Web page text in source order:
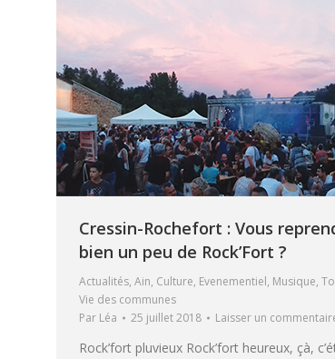
Cressin-Rochefort : Vous
bien un peu de Rock’Fort ?
Actualités, Ain, Culture, Evenementiel, Musique,
Vie des communes
Par Léa 25 juillet 2018 Laisser un
Rock’fort pluvieux Rock’fort heureux, çà,